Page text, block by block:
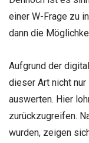
einer W-Frage zu
dann die
Aufgrund der
dieser Art nicht nur
auswerten. Hier
zurückzugreifen.
wurden, zeigen